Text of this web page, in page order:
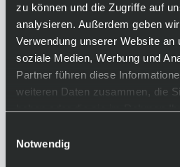
zu können und die Zugriffe auf
analysieren. Außerdem geben
Verwendung unserer Website an
soziale Medien, Werbung und
Partner führen diese
weiteren Daten zusammen, die
haben oder die sie im Rahmen
Notwendig
Equipment
Funktionen:
• Knieprotektor
• Kydex-Schicht
• D30
• Ripstop-Knieabdeckung
• offenes Rückendesign